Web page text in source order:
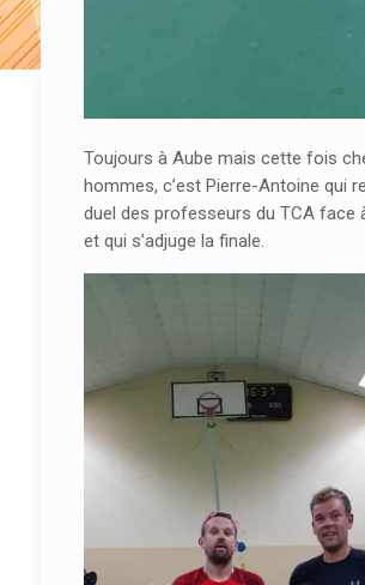
Toujours à Aube mais cette fois
hommes, c’est Pierre-Antoine qui
duel des professeurs du TCA face
et qui s’adjuge la finale.